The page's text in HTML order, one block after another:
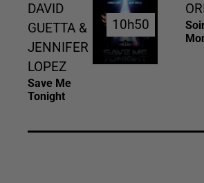
DAVID
GUETTA &
JENNIFER
LOPEZ
Save Me
Tonight
10h50
10h50